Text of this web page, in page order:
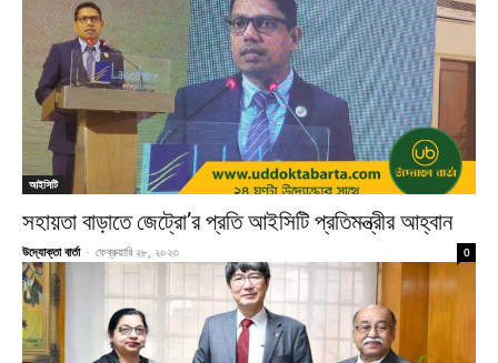
আইসিটি
সহায়তা বাড়াতে জেট্রো’র প্রতি আইসিটি প্রতিমন্ত্রীর আহ্বান
উদ্যোক্তা বার্তা - ফেব্রুয়ারি ২৮, ২০২৩ 0